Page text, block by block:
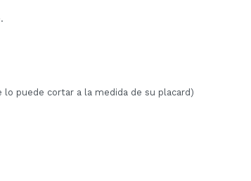
puede cortar a la medida de su placard)